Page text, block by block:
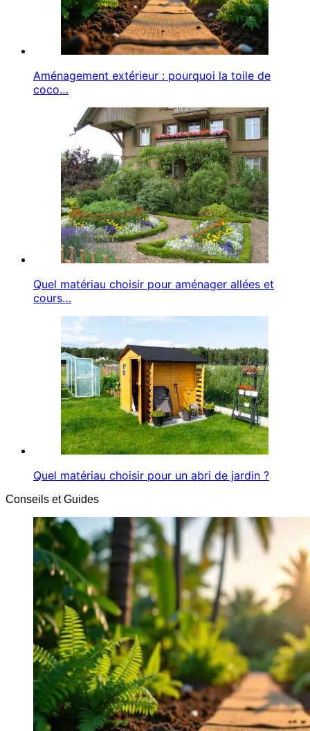
Aménagement extérieur : pourquoi la toile de
coco…
Quel matériau choisir pour aménager allées et
cours…
Quel matériau choisir pour un abri de jardin ?
Conseils et Guides